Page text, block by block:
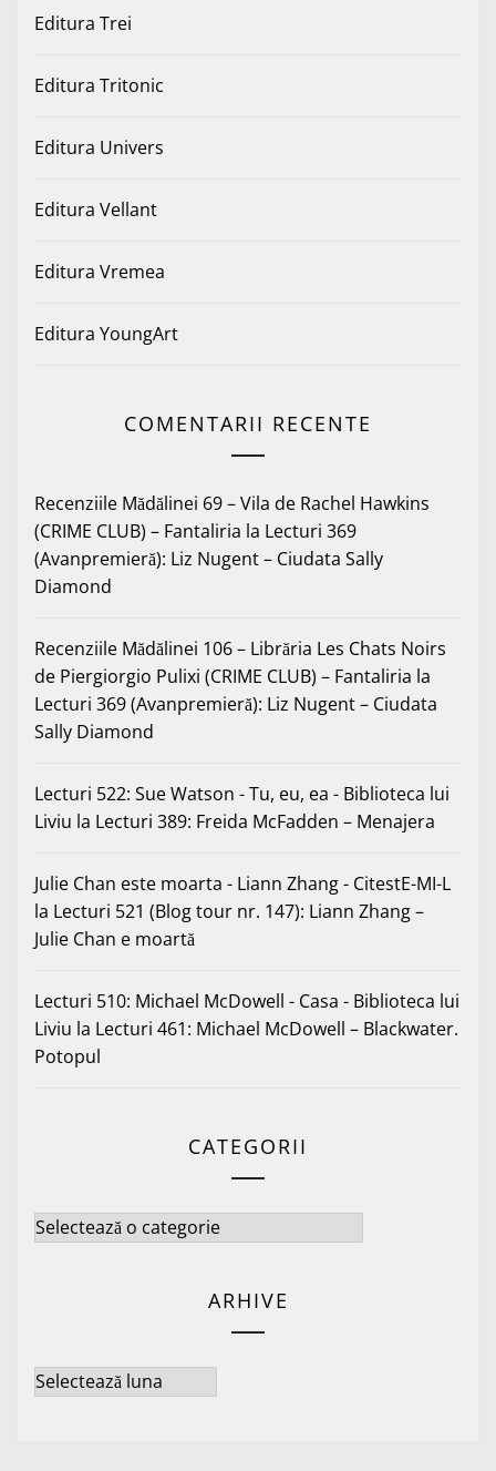
Editura Trei
Editura Tritonic
Editura Univers
Editura Vellant
Editura Vremea
Editura YoungArt
COMENTARII RECENTE
Recenziile Mădălinei 69 – Vila de Rachel Hawkins
(CRIME CLUB) – Fantaliria la Lecturi 369
(Avanpremieră): Liz Nugent – Ciudata Sally
Diamond
Recenziile Mădălinei 106 – Librăria Les Chats Noirs
de Piergiorgio Pulixi (CRIME CLUB) – Fantaliria la
Lecturi 369 (Avanpremieră): Liz Nugent – Ciudata
Sally Diamond
Lecturi 522: Sue Watson - Tu, eu, ea - Biblioteca lui
Liviu la Lecturi 389: Freida McFadden – Menajera
Julie Chan este moarta - Liann Zhang - CitestE-MI-L
la Lecturi 521 (Blog tour nr. 147): Liann Zhang –
Julie Chan e moartă
Lecturi 510: Michael McDowell - Casa - Biblioteca lui
Liviu la Lecturi 461: Michael McDowell – Blackwater.
Potopul
CATEGORII
Categorii
ARHIVE
Arhive